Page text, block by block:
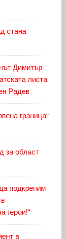
стана
Димитър
листа
Радев
граница“
за област
подкрепим
герои!“
в